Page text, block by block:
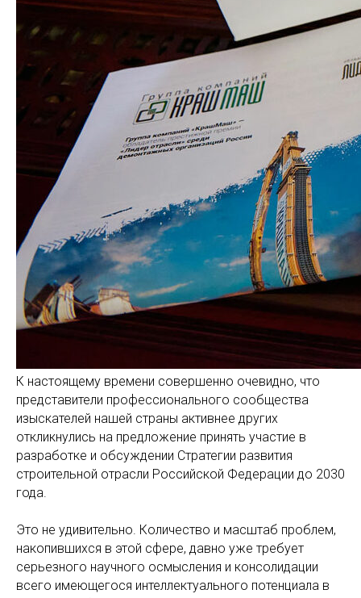
К настоящему времени совершенно очевидно, что
представители профессионального сообщества
изыскателей нашей страны активнее других
откликнулись на предложение принять участие в
разработке и обсуждении Стратегии развития
строительной отрасли Российской Федерации до 2030
года.
Это не удивительно. Количество и масштаб проблем,
накопившихся в этой сфере, давно уже требует
серьезного научного осмысления и консолидации
всего имеющегося интеллектуального потенциала в